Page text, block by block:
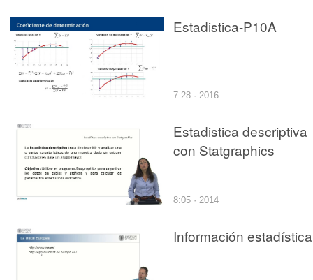
Estadistica-P10A
7:28 · 2016
Estadistica descriptiva
con Statgraphics
8:05 · 2014
Información estadística